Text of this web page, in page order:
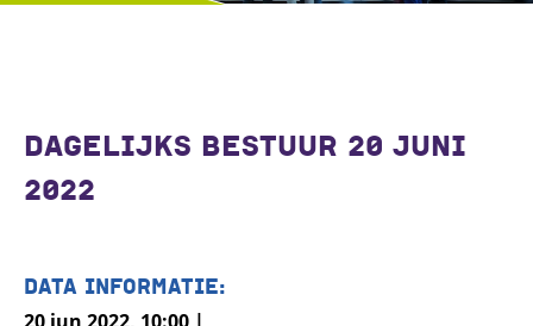
DAGELIJKS BESTUUR 20 JUNI
2022
DATA INFORMATIE:
20 jun 2022, 10:00 |